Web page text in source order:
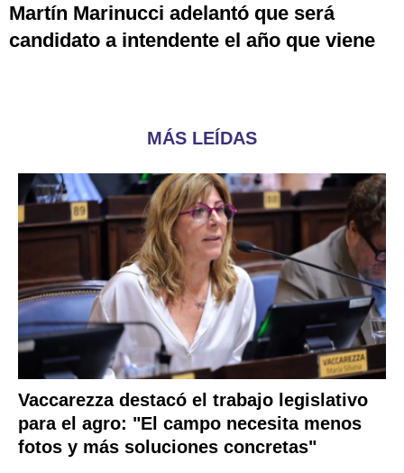
Martín Marinucci adelantó que será
candidato a intendente el año que viene
MÁS LEÍDAS
Vaccarezza destacó el trabajo legislativo
para el agro: "El campo necesita menos
fotos y más soluciones concretas"